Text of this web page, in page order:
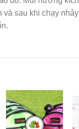
sau khi chạy
Add to
Wishlist